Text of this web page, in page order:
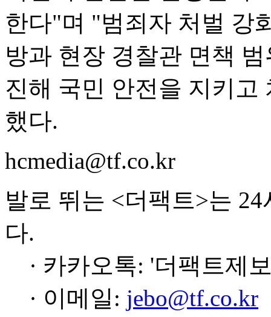
한다"며 "범죄자 처벌 강
방과 현장 경찰관 면책
진해 국민 안전을 지키
했다.
hcmedia@tf.co.kr
발로 뛰는 <더팩트>는
다.
· 카카오톡: '더팩트제
· 이메일: jebo@tf.co.kr